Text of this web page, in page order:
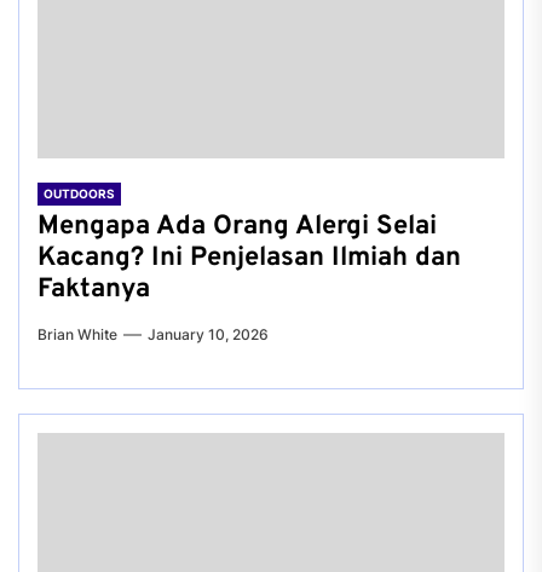
OUTDOORS
Mengapa Ada Orang Alergi Selai
Kacang? Ini Penjelasan Ilmiah dan
Faktanya
Brian White January 10, 2026